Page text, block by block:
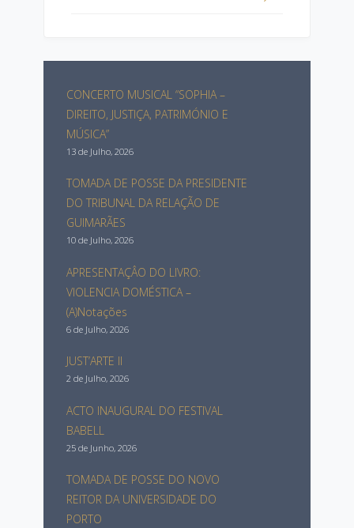
CONCERTO MUSICAL “SOPHIA –
DIREITO, JUSTIÇA, PATRIMÓNIO E
MÚSICA”
13 de Julho, 2026
TOMADA DE POSSE DA PRESIDENTE
DO TRIBUNAL DA RELAÇÃO DE
GUIMARÃES
10 de Julho, 2026
APRESENTAÇÂO DO LIVRO:
VIOLENCIA DOMÉSTICA –
(A)Notações
6 de Julho, 2026
JUST’ARTE II
2 de Julho, 2026
ACTO INAUGURAL DO FESTIVAL
BABELL
25 de Junho, 2026
TOMADA DE POSSE DO NOVO
REITOR DA UNIVERSIDADE DO
PORTO